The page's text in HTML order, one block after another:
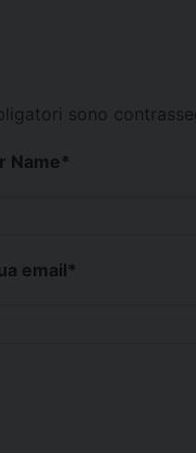
sono
Name*
email*